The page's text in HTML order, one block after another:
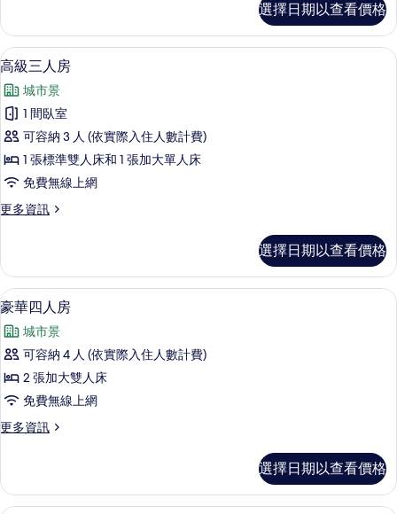
有
相
片
雙
床
房
詳
情
選擇日期以查看價格
顯
示
高
級
三
人
的
有
相
片
高級三人房 | 高級寢具、羽絨被、書桌
13
高級三人房
城市景
1 間臥室
可容納 3 人 (依實際入住人數計費)
1 張標準雙人床和 1 張加大單人床
免費無線上網
更多資訊
更
三
人
房
詳
情
選擇日期以查看價格
顯
示
豪
華
四
房
所
有
豪華四人房 | 高級寢具、羽絨被、書桌
11
豪華四人房
城市景
可容納 4 人 (依實際入住人數計費)
2 張加大雙人床
免費無線上網
更多資訊
更
四
人
選擇日期以查看價格